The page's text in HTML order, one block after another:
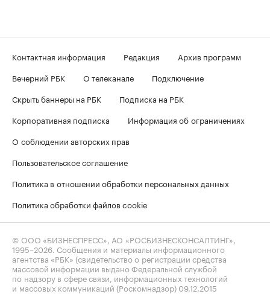
Контактная информация Редакция
Архив программ
Вечерний РБК
О телеканале
Подключение
Скрыть баннеры на РБК
Подписка на РБК
Корпоративная подписка
Информация об ограничениях
О соблюдении авторских прав
Пользовательское соглашение
Политика в отношении обработки персональных данных
Политика обработки файлов cookie
© ООО «БИЗНЕСПРЕСС», АО «РОСБИЗНЕСКОНСАЛТИНГ»,
1995–2026 . Сообщения и материалы информационного
агентства «РБК» (свидетельство о регистрации средства
массовой информации выдано Федеральной службой
по надзору в сфере связи, информационных технологий
и массовых коммуникаций (Роскомнадзор) 09.12.2015